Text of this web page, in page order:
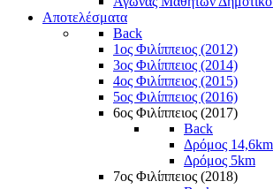
Αποτελέσματα
Back
1ος Φιλίππειος (2012)
3ος Φιλίππειος (2014)
4ος Φιλίππειος (2015)
5ος Φιλίππειος (2016)
6ος Φιλίππειος (2017)
Back
Δρόμος 14,6km
Δρόμος 5km
7ος Φιλίππειος (2018)